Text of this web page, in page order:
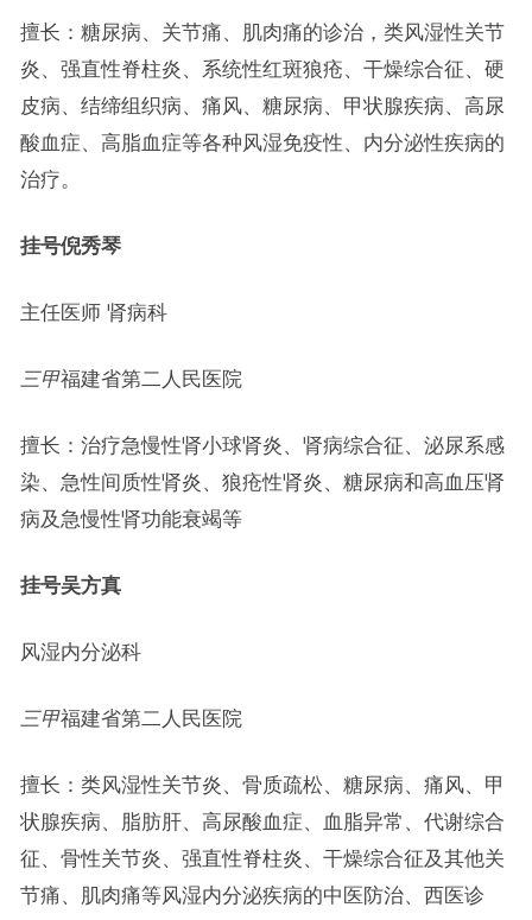
擅长：糖尿病、关节痛、肌肉痛的诊治，类风湿性关节
炎、强直性脊柱炎、系统性红斑狼疮、干燥综合征、硬
皮病、结缔组织病、痛风、糖尿病、甲状腺疾病、高尿
酸血症、高脂血症等各种风湿免疫性、内分泌性疾病的
治疗。
挂号倪秀琴
主任医师 肾病科
三甲福建省第二人民医院
擅长：治疗急慢性肾小球肾炎、肾病综合征、泌尿系感
染、急性间质性肾炎、狼疮性肾炎、糖尿病和高血压肾
病及急慢性肾功能衰竭等
挂号吴方真
风湿内分泌科
三甲福建省第二人民医院
擅长：类风湿性关节炎、骨质疏松、糖尿病、痛风、甲
状腺疾病、脂肪肝、高尿酸血症、血脂异常、代谢综合
征、骨性关节炎、强直性脊柱炎、干燥综合征及其他关
节痛、肌肉痛等风湿内分泌疾病的中医防治、西医诊